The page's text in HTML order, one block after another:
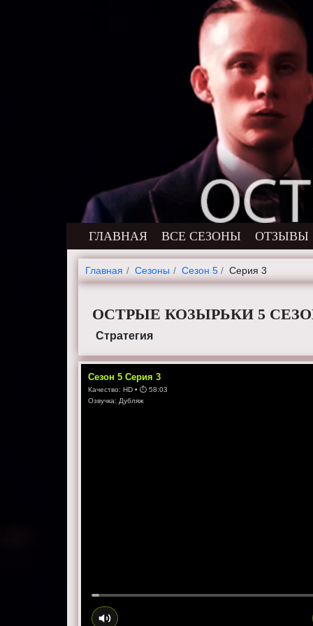
ГЛАВНАЯ ВСЕ СЕЗОНЫ ОТЗЫВЫ
Главная Cезоны Сезон 5 Серия 3
ОСТРЫЕ КОЗЫРЬКИ 5
Стратегия
Сезон5 Серия3
Качество:HD • ⏱58:03
Озвучка: Дубляж